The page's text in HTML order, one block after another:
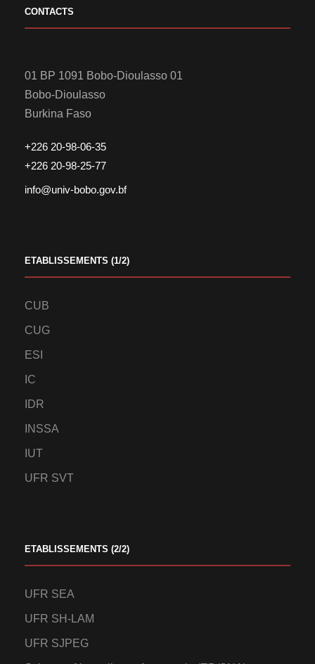
CONTACTS
01 BP 1091 Bobo-Dioulasso 01
Bobo-Dioulasso
Burkina Faso
+226 20-98-06-35
+226 20-98-25-77
info@univ-bobo.gov.bf
ETABLISSEMENTS (1/2)
CUB
CUG
ESI
IC
IDR
INSSA
IUT
UFR SVT
ETABLISSEMENTS (2/2)
UFR SEA
UFR SH-LAM
UFR SJPEG